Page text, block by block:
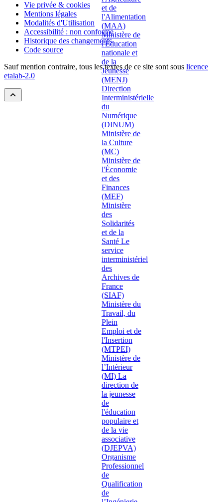
Vie privée & cookies
Mentions légales
Modalités d'Utilisation
Accessibilité : non conforme
Historique des changements
Code source
Sauf mention contraire, tous les textes de ce site sont sous licence
etalab-2.0